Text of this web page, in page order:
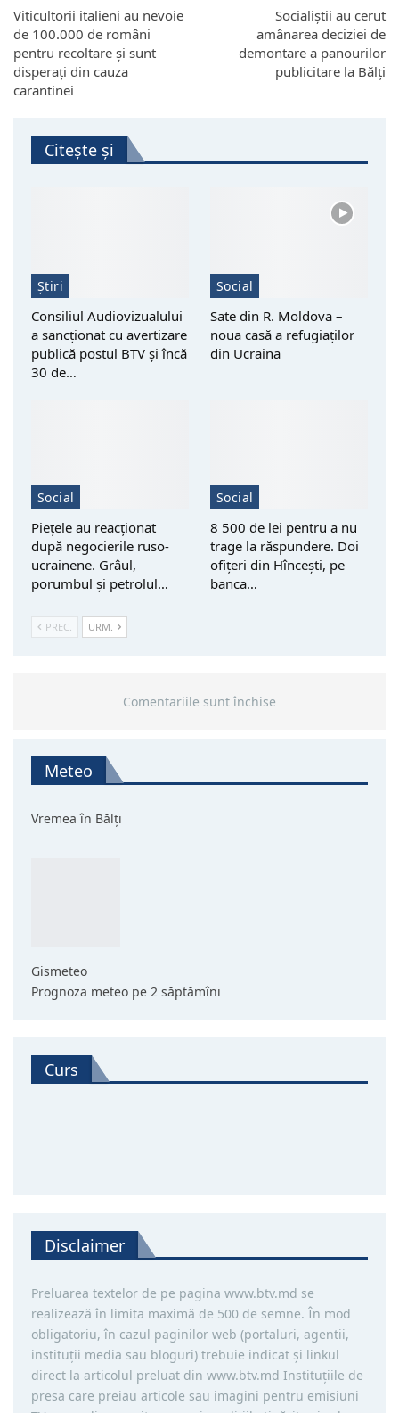
Viticultorii italieni au nevoie
de 100.000 de români
pentru recoltare și sunt
disperați din cauza
carantinei
Socialiștii au cerut
amânarea deciziei de
demontare a panourilor
publicitare la Bălți
Citește și
Știri
Consiliul Audiovizualului
a sancționat cu avertizare
publică postul BTV și încă
30 de…
Social
Sate din R. Moldova –
noua casă a refugiaților
din Ucraina
Social
Piețele au reacționat
după negocierile ruso-
ucrainene. Grâul,
porumbul și petrolul…
Social
8 500 de lei pentru a nu
trage la răspundere. Doi
ofițeri din Hîncești, pe
banca…
PREC. URM.
Comentariile sunt închise
Meteo
Vremea în Bălți
Gismeteo
Prognoza meteo pe 2 săptămîni
Curs
Disclaimer
Preluarea textelor de pe pagina www.btv.md se
realizează în limita maximă de 500 de semne. În mod
obligatoriu, în cazul paginilor web (portaluri, agentii,
instituţii media sau bloguri) trebuie indicat şi linkul
direct la articolul preluat din www.btv.md Instituţiile de
presa care preiau articole sau imagini pentru emisiuni